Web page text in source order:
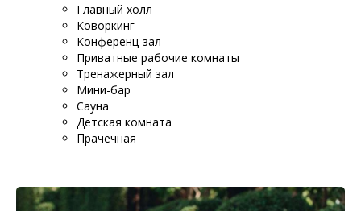
Главный холл
Коворкинг
Конференц-зал
Приватные рабочие комнаты
Тренажерный зал
Мини-бар
Сауна
Детская комната
Прачечная